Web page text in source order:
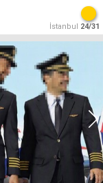
İstanbul 24/31